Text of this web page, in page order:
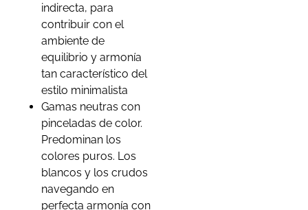
indirecta, para
contribuir con el
ambiente de
equilibrio y armonía
tan característico del
estilo minimalista
Gamas neutras con
pinceladas de color.
Predominan los
colores puros. Los
blancos y los crudos
navegando en
perfecta armonía con